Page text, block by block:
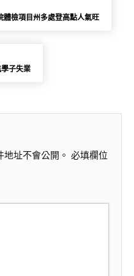
體檢項目州多處登高點人氣旺
子失業
址不會公開。 必填欄位